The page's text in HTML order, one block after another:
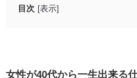
目次 [表示]
営業職
女性が40代から一生出来る